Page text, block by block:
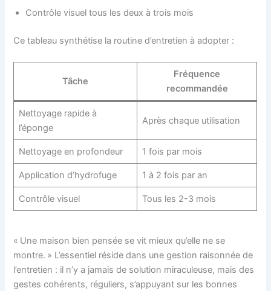
Contrôle visuel tous les deux à trois mois
Ce tableau synthétise la routine d’entretien à adopter :
Tâche
Fréquence
recommandée
Nettoyage rapide à
l’éponge
Après chaque utilisation
Nettoyage en profondeur 1 fois par mois
Application d’hydrofuge 1 à 2 fois par an
Contrôle visuel Tous les 2-3 mois
« Une maison bien pensée se vit mieux qu’elle ne se
montre. » L’essentiel réside dans une gestion raisonnée de
l’entretien : il n’y a jamais de solution miraculeuse, mais des
gestes cohérents, réguliers, s’appuyant sur les bonnes